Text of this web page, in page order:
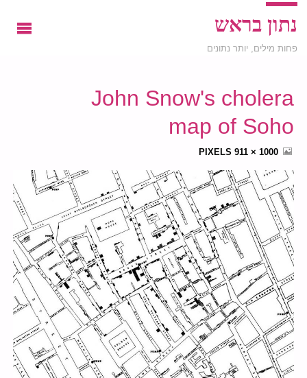
נתון בראש
פחות מילים, יותר נתונים
John Snow's cholera
map of Soho
FULL
1000 × 911
PIXELS